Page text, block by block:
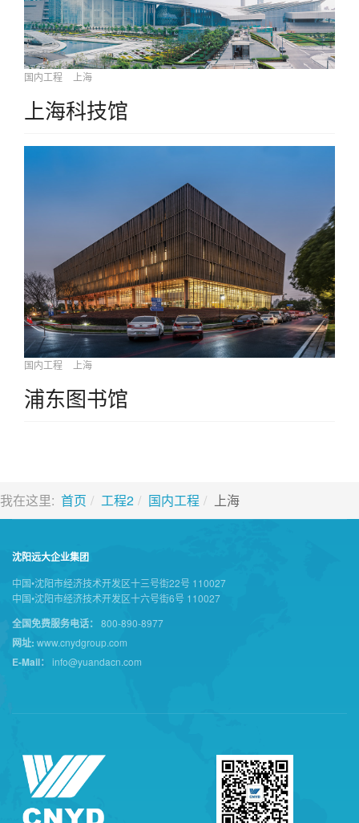
国内工程 上海
上海科技馆
国内工程 上海
浦东图书馆
我在这里: 首页 工程2 国内工程 上海
沈阳远大企业集团
中国•沈阳市经济技术开发区十三号街22号 110027
中国•沈阳市经济技术开发区十六号街6号 110027
全国免费服务电话： 800-890-8977
网址: www.cnydgroup.com
E-Mail： info@yuandacn.com